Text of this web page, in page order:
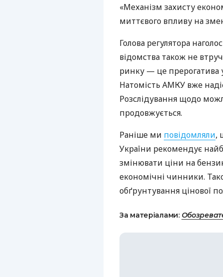
«Механізм захисту
миттєвого впливу на
Голова регулятора
відомства також не
ринку — це прерогатива
Натомість АМКУ вже
Розслідування щодо
продовжується.
Раніше ми повідомляли,
України рекомендує
змінювати ціни на
економічні чинники.
обґрунтування цінової
За матеріалами: